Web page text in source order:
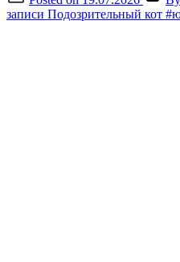
записи Подозрительный кот